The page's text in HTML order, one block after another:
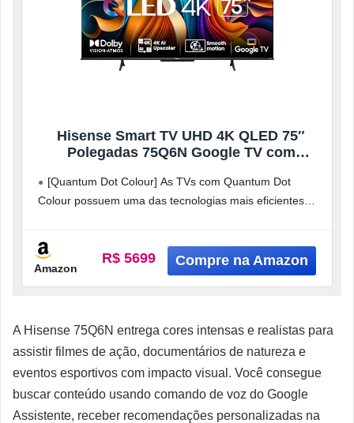
Hisense Smart TV UHD 4K QLED 75″
Polegadas 75Q6N Google TV com
Modo Jogo Plus e Compatível com Alexa
[Quantum Dot Colour] As TVs com Quantum Dot
Colour possuem uma das tecnologias mais eficientes
Amazon
R$ 5699
A Hisense 75Q6N entrega cores intensas e realistas para
assistir filmes de ação, documentários de natureza e
eventos esportivos com impacto visual. Você consegue
buscar conteúdo usando comando de voz do Google
Assistente, receber recomendações personalizadas na